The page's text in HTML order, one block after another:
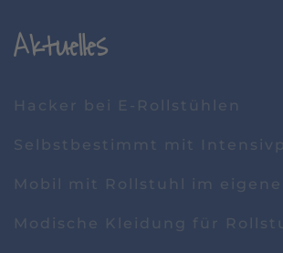
Aktuelles
Hacker bei E-Rollstühlen
Selbstbestimmt mit
Mobil mit Rollstuhl im
Modische Kleidung für